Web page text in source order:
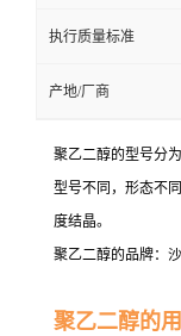
执行质量标准
产地/厂商
聚乙二醇的型号分为
型号不同，形态不
度结晶。
聚乙二醇的品牌：
聚乙二醇的用